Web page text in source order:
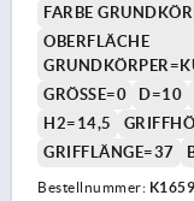
FARBE
OBERFLÄCHE
GRÖSSE=0
D=10
H2=14,5
GRIFFLÄNGE=37
Bestellnummer: